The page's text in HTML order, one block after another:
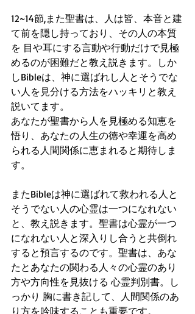
12~14節,また聖書は、人は皆、本音と建
て前を隠し持っており、その人の本質
を 目や耳にする言動や行動だけで見極
めるのが困難だと教え説きます。しか
しBibleは、神に選ばれし人とそうでな
い人を見分ける方法をハッキリと教え
説いてます。
あなたが聖書から人を見極める知恵を
悟り、あなたの人生の徳や幸運を高め
られる人間関係に恵まれると期待しま
す。
またBibleは神に選ばれて救われる人と
そうでない人の心霊は一つになれない
と、教え説きます。聖書は心霊が一つ
になれない人と深入りし合うと共倒れ
すると預言するのです。聖書は、あな
たとあなたの関わる人々の心霊のあり
方や方向性を見抜ける 心霊判別書。し
っかり 胸に書き記して、人間関係のあ
り方を吟味することも重要です。